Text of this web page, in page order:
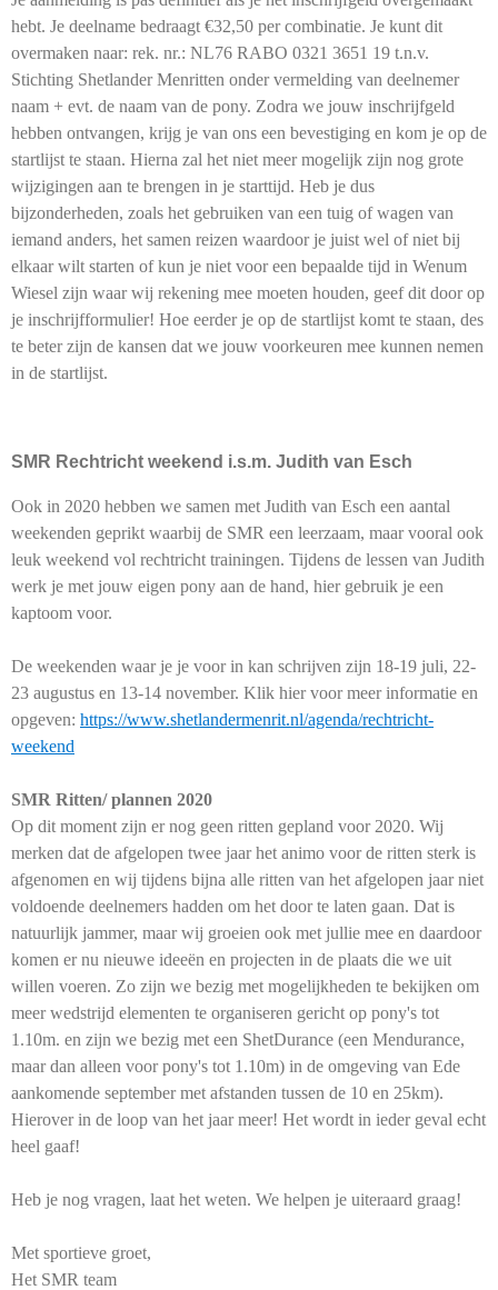
hebt. Je deelname bedraagt €32,50 per combinatie. Je kunt dit
overmaken naar: rek. nr.: NL76 RABO 0321 3651 19 t.n.v.
Stichting Shetlander Menritten onder vermelding van deelnemer
naam + evt. de naam van de pony. Zodra we jouw inschrijfgeld
hebben ontvangen, krijg je van ons een bevestiging en kom je op de
startlijst te staan. Hierna zal het niet meer mogelijk zijn nog grote
wijzigingen aan te brengen in je starttijd. Heb je dus
bijzonderheden, zoals het gebruiken van een tuig of wagen van
iemand anders, het samen reizen waardoor je juist wel of niet bij
elkaar wilt starten of kun je niet voor een bepaalde tijd in Wenum
Wiesel zijn waar wij rekening mee moeten houden, geef dit door op
je inschrijfformulier! Hoe eerder je op de startlijst komt te staan, des
te beter zijn de kansen dat we jouw voorkeuren mee kunnen nemen
in de startlijst.
SMR Rechtricht weekend i.s.m. Judith van Esch
Ook in 2020 hebben we samen met Judith van Esch een aantal
weekenden geprikt waarbij de SMR een leerzaam, maar vooral ook
leuk weekend vol rechtricht trainingen. Tijdens de lessen van Judith
werk je met jouw eigen pony aan de hand, hier gebruik je een
kaptoom voor.
De weekenden waar je je voor in kan schrijven zijn 18-19 juli, 22-
23 augustus en 13-14 november. Klik hier voor meer informatie en
opgeven: https://www.shetlandermenrit.nl/agenda/rechtricht-
weekend
SMR Ritten/ plannen 2020
Op dit moment zijn er nog geen ritten gepland voor 2020. Wij
merken dat de afgelopen twee jaar het animo voor de ritten sterk is
afgenomen en wij tijdens bijna alle ritten van het afgelopen jaar niet
voldoende deelnemers hadden om het door te laten gaan. Dat is
natuurlijk jammer, maar wij groeien ook met jullie mee en daardoor
komen er nu nieuwe ideeën en projecten in de plaats die we uit
willen voeren. Zo zijn we bezig met mogelijkheden te bekijken om
meer wedstrijd elementen te organiseren gericht op pony's tot
1.10m. en zijn we bezig met een ShetDurance (een Mendurance,
maar dan alleen voor pony's tot 1.10m) in de omgeving van Ede
aankomende september met afstanden tussen de 10 en 25km).
Hierover in de loop van het jaar meer! Het wordt in ieder geval echt
heel gaaf!
Heb je nog vragen, laat het weten. We helpen je uiteraard graag!
Met sportieve groet,
Het SMR team